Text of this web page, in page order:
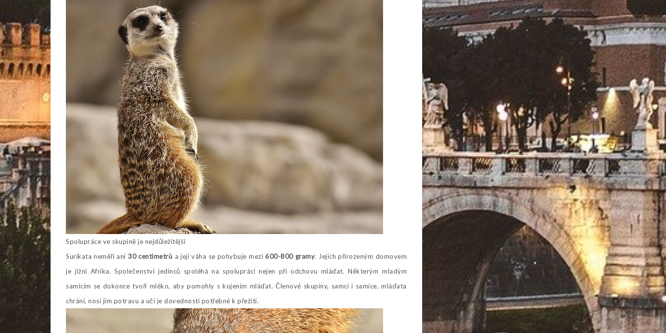
Spolupráce ve skupině je nejdůležitější
Surikata neměří ani30 centimetrů a její váha se pohybuje mezi600-800 gramy. Jejích přirozeným domovem
je jižní Afrika. Společenství jedinců spoléhá na spolupráci nejen při odchovu mláďat. Některým mladým
samicím se dokonce tvoří mléko, aby pomohly s kojením mláďat. Členové skupiny, samci i samice, mláďata
chrání, nosí jim potravu a učí je dovednosti potřebné k přežití.